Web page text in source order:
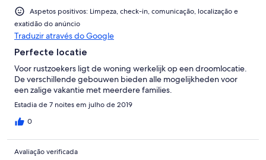
Aspetos positivos: Limpeza, check-in, comunicação, localização e
exatidão do anúncio
Traduzir através do Google
Perfecte locatie
Voor rustzoekers ligt de woning werkelijk op een droomlocatie.
De verschillende gebouwen bieden alle mogelijkheden voor
een zalige vakantie met meerdere families.
Estadia de 7 noites em julho de 2019
0
Avaliação verificada